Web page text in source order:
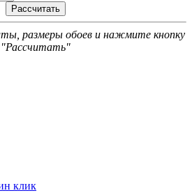
размеры обоев и нажмите кнопку
"Рассчитать"
клик